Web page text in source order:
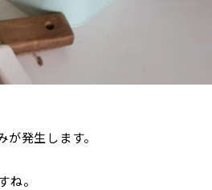
発生します。
ね。